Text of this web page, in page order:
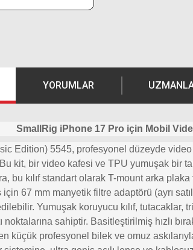
YORUMLAR
SmallRig iPhone 17 Pro için Mobil
Edition) 5545, profesyonel düzeyde
kit, bir video kafesi ve TPU yumuşak bir
bu kılıf standart olarak T-mount arka
67 mm manyetik filtre adaptörü (ayrı
Yumuşak koruyucu kılıf,
sahiptir. Basitleştirilmiş hızlı
küçük profesyonel bilek ve omuz